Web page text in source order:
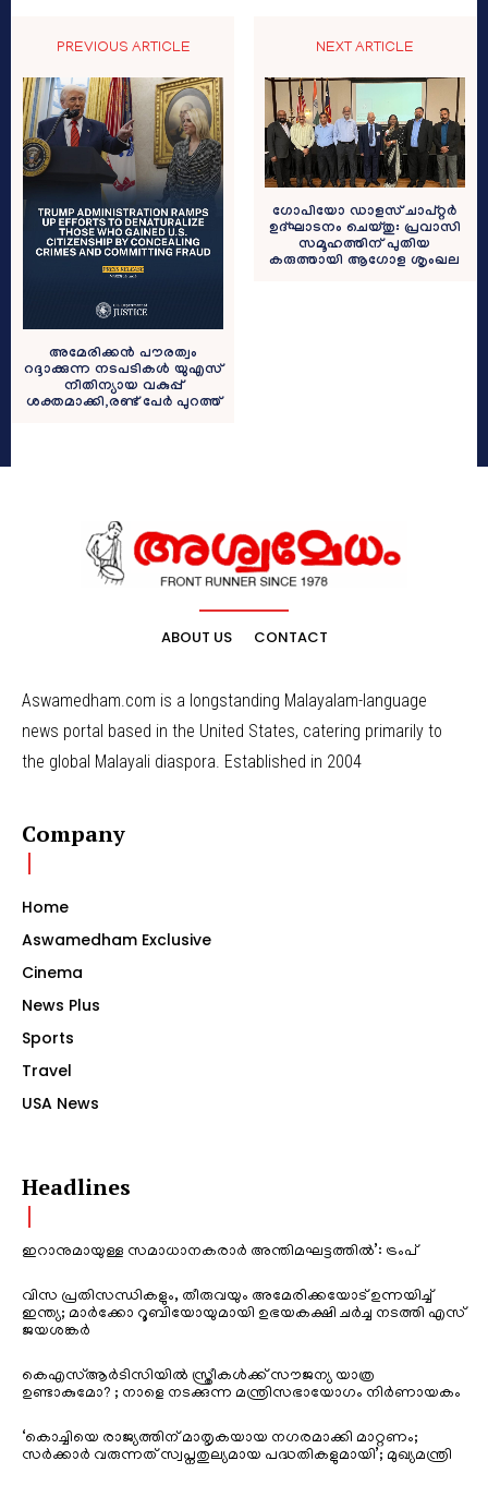
PREVIOUS ARTICLE
അമേരിക്കൻ പൗരത്വം
റദ്ദാക്കുന്ന നടപടികൾ യുഎസ്
നീതിന്യായ വകുപ്പ്
ശക്തമാക്കി,രണ്ട് പേർ പുറത്ത്
NEXT ARTICLE
ഗോപിയോ ഡാളസ് ചാപ്റ്റർ
ഉദ്ഘാടനം ചെയ്തു: പ്രവാസി
സമൂഹത്തിന് പുതിയ
കരുത്തായി ആഗോള ശൃംഖല
ABOUT US CONTACT
Aswamedham.com is a longstanding Malayalam-language
news portal based in the United States, catering primarily to
the global Malayali diaspora. Established in 2004
Company
Home
Aswamedham Exclusive
Cinema
News Plus
Sports
Travel
USA News
Headlines
ഇറാനുമായുള്ള സമാധാനകരാർ അന്തിമഘട്ടത്തിൽ‌’: ട്രംപ്
വിസ പ്രതിസന്ധികളും, തീരുവയും അമേരിക്കയോട് ഉന്നയിച്ച്
ഇന്ത്യ; മാർക്കോ റൂബിയോയുമായി ഉഭയകക്ഷി ചർച്ച നടത്തി എസ്
ജയശങ്കർ
കെഎസ്ആർടിസിയിൽ സ്ത്രീകൾക്ക് സൗജന്യ യാത്ര
ഉണ്ടാകുമോ? ; നാളെ നടക്കുന്ന മന്ത്രിസഭായോഗം നിർണായകം
‘കൊച്ചിയെ രാജ്യത്തിന് മാതൃകയായ നഗരമാക്കി മാറ്റണം;
സർക്കാർ വരുന്നത് സ്വപ്നതുല്യമായ പദ്ധതികളുമായി’; മുഖ്യമന്ത്രി